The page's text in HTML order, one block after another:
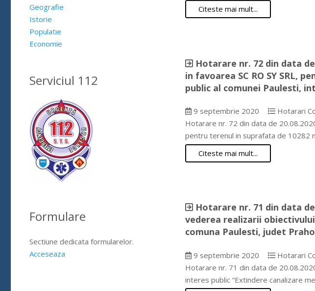
Citeste mai mult...
Hotarare nr. 72 din data
in favoarea SC RO SY SRL,
public al comunei Paulesti,
9 septembrie 2020
Hotarari
Hotarare nr. 72 din data de
pentru terenul in suprafata de 10282
Citeste mai mult...
Hotarare nr. 71 din data
vederea realizarii
comuna Paulesti, judet
9 septembrie 2020
Hotarari
Hotarare nr. 71 din data de
interes public “Extindere canalizare
Geografie
Istorie
Populatie
Economie
Serviciul 112
Formulare
Sectiune dedicata formularelor.
Acceseaza